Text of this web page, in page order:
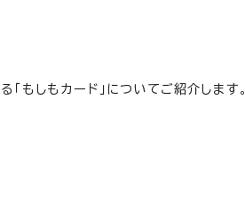
もしもカード」についてご紹介します。